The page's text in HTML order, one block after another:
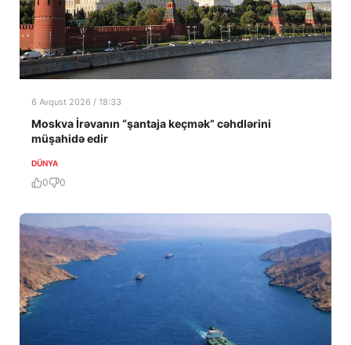
6 Avqust 2026 / 18:33
Moskva İrəvanın “şantaja keçmək” cəhdlərini
müşahidə edir
DÜNYA
0 0